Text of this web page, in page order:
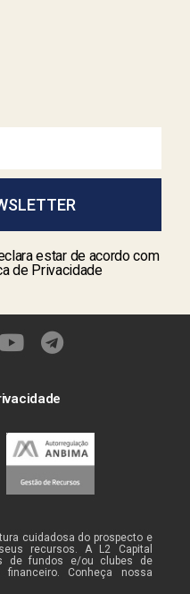
estar de acordo com
de Privacidade
cuidadosa do prospecto e
recursos. A L2 Capital
de fundos e/ou clubes de
Conheça nossa